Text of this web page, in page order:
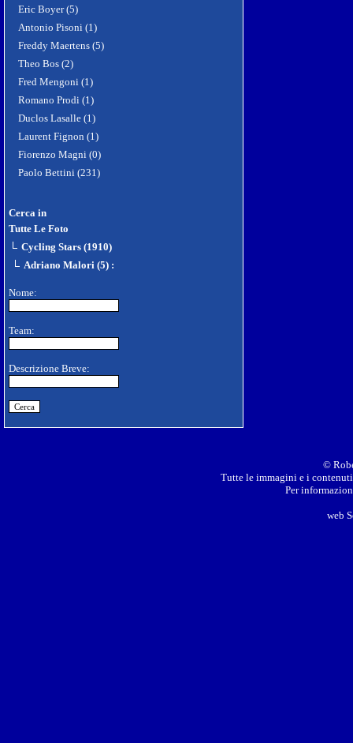
Eric Boyer (5)
Antonio Pisoni (1)
Freddy Maertens (5)
Theo Bos (2)
Fred Mengoni (1)
Romano Prodi (1)
Duclos Lasalle (1)
Laurent Fignon (1)
Fiorenzo Magni (0)
Paolo Bettini (231)
Cerca in
Tutte Le Foto
Cycling Stars (1910)
Adriano Malori (5) :
Nome:
Team:
Descrizione Breve:
©
Tutte le immagini e i
Per
web